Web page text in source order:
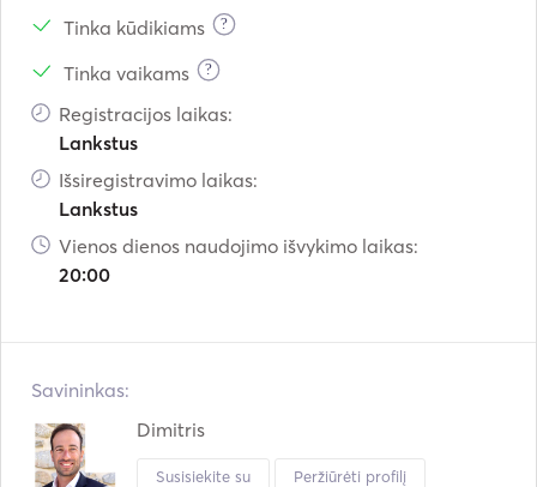
Tinka kūdikiams
?
Tinka vaikams ?
Registracijos laikas:
Lankstus
Išsiregistravimo laikas:
Lankstus
Vienos dienos naudojimo išvykimo laikas:
20:00
Savininkas:
Dimitris
Susisiekite su Peržiūrėti profilį